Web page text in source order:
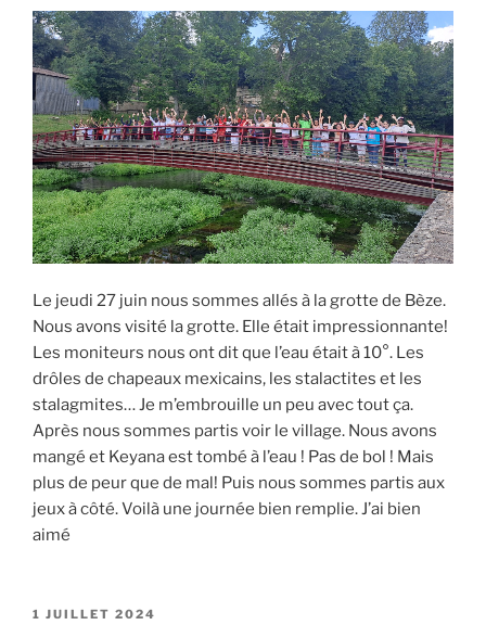
Le jeudi 27 juin nous sommes allés à la grotte de Bèze.
Nous avons visité la grotte. Elle était impressionnante!
Les moniteurs nous ont dit que l’eau était à 10°. Les
drôles de chapeaux mexicains, les stalactites et les
stalagmites… Je m’embrouille un peu avec tout ça.
Après nous sommes partis voir le village. Nous avons
mangé et Keyana est tombé à l’eau ! Pas de bol ! Mais
plus de peur que de mal! Puis nous sommes partis aux
jeux à côté. Voilà une journée bien remplie. J’ai bien
aimé
PUBLIÉ
1 JUILLET 2024